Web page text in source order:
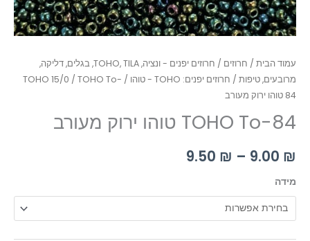
עמוד הבית / חרוזים /
חרוזים יפנים - ונציה, TOHO, TILA, בגלים, דליקה,
מרובעים, טיפות / חרוזים יפנים: TOHO - טוהו /
TOHO 15/0 / TOHO To-
84 טוהו ירוק מעורב
TOHO To-84 טוהו ירוק מעורב
9.00 ₪
–
9.50 ₪
מידה